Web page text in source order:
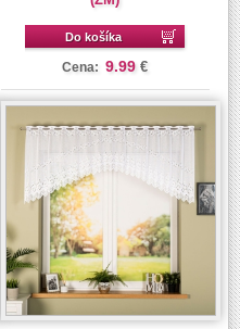
Do košíka
Cena: 9.99 €